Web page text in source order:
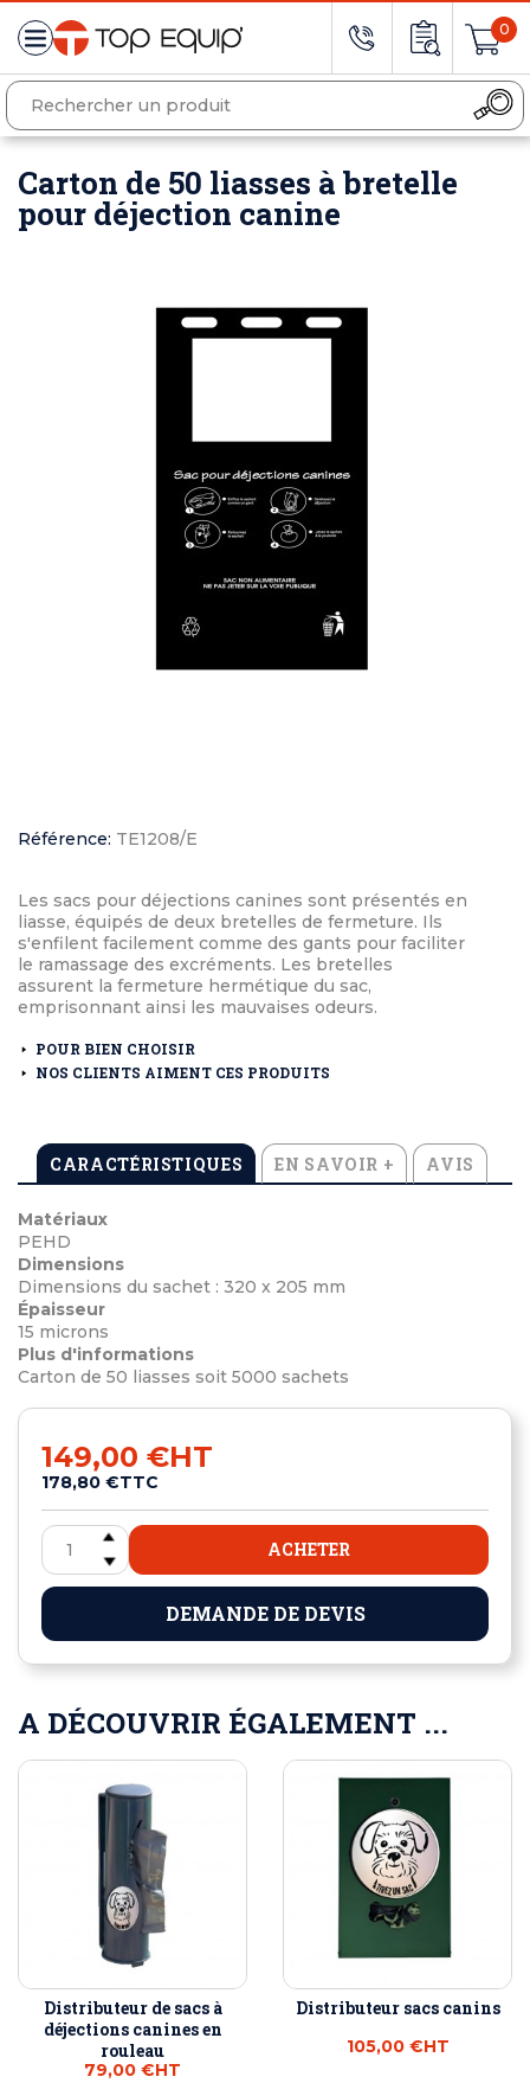
0
Carton de 50 liasses à bretelle
pour déjection canine
Référence: TE1208/E
Les sacs pour déjections canines sont présentés en
liasse, équipés de deux bretelles de fermeture. Ils
s'enfilent facilement comme des gants pour faciliter
le ramassage des excréments. Les bretelles
assurent la fermeture hermétique du sac,
emprisonnant ainsi les mauvaises odeurs.
POUR BIEN CHOISIR
NOS CLIENTS AIMENT CES PRODUITS
CARACTÉRISTIQUES EN SAVOIR + AVIS
Matériaux
PEHD
Dimensions
Dimensions du sachet : 320 x 205 mm
Épaisseur
15 microns
Plus d'informations
Carton de 50 liasses soit 5000 sachets
149,00 €HT
178,80 €TTC
ACHETER
DEMANDE DE DEVIS
A DÉCOUVRIR ÉGALEMENT ...
Distributeur de sacs à
déjections canines en
rouleau
79,00 €HT
Distributeur sacs canins
105,00 €HT